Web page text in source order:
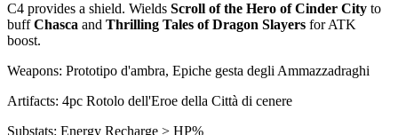
C4 provides a shield. Wields Scroll of the Hero of Cinder City to
buffChasca and Thrilling Tales of Dragon Slayers forATK
boost.
Weapons: Prototipo d'ambra, Epiche gesta degli Ammazzadraghi
Artifacts: 4pc Rotolo dell'Eroe della Città di cenere
Substats: Energy Recharge > HP%